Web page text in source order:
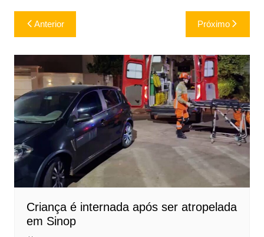
Navegação
de
Post
Anterior Próximo
Criança é internada após ser atropelada
em Sinop